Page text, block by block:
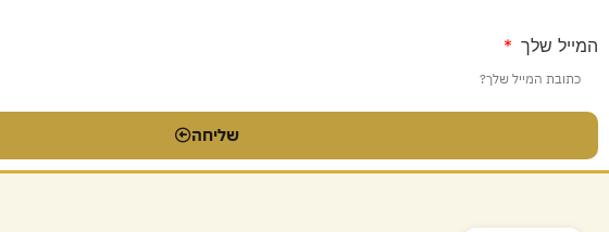
המייל שלך
שליחה